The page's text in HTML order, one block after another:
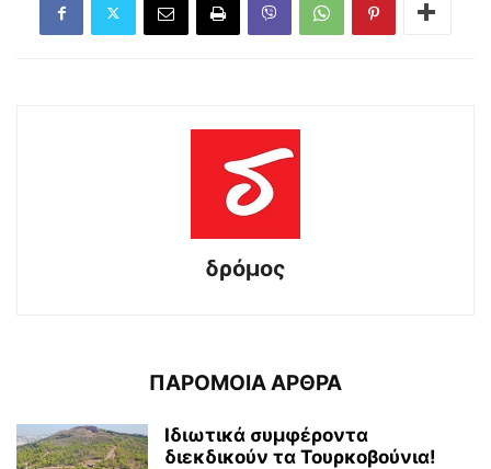
δρόμος
ΠΑΡΟΜΟΙΑ ΑΡΘΡΑ
Ιδιωτικά συμφέροντα
διεκδικούν τα Τουρκοβούνια!